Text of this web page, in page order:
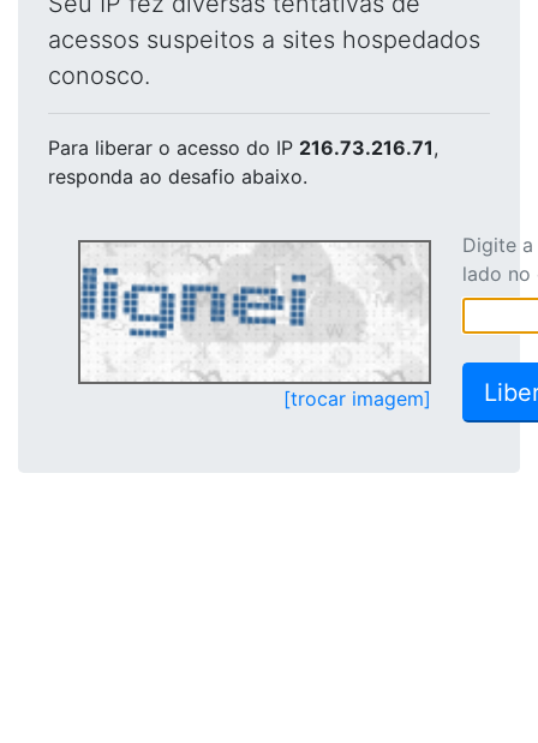
acessos suspeitos a sites hospedados
conosco.
Para liberar o acesso do IP 216.73.216.71,
responda ao desafio abaixo.
[trocar imagem]
Digite
lado no